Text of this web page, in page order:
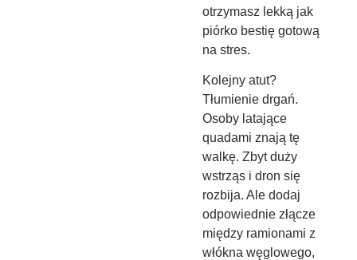
otrzymasz lekką jak
piórko bestię gotową
na stres.
Kolejny atut?
Tłumienie drgań.
Osoby latające
quadami znają tę
walkę. Zbyt duży
wstrząs i dron się
rozbija. Ale dodaj
odpowiednie złącze
między ramionami z
włókna węglowego,